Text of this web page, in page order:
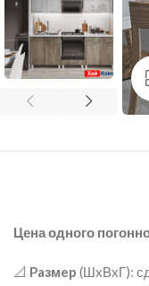
Цена одного
📐 Paзмep (ШxВхГ):